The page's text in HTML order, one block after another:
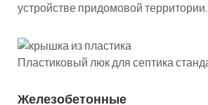
устройстве придомовой территории.
Пластиковый люк для септика
Железобетонные